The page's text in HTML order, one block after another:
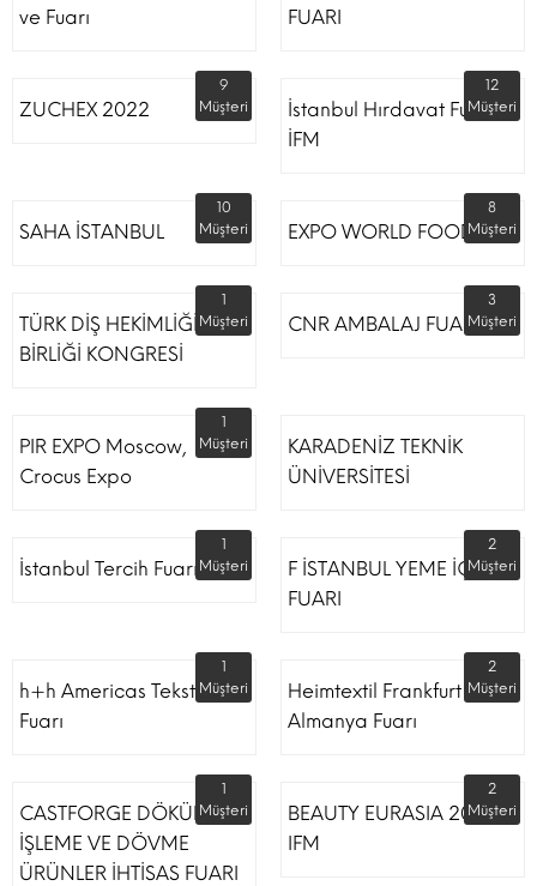
ve Fuarı
FUARI
ZUCHEX 2022
9
Müşteri
İstanbul Hırdavat Fuarı
İFM
12
Müşteri
SAHA İSTANBUL
10
Müşteri
EXPO WORLD FOOD
8
Müşteri
TÜRK DİŞ HEKİMLİĞİ
BİRLİĞİ KONGRESİ
1
Müşteri
CNR AMBALAJ FUARI
3
Müşteri
PIR EXPO Moscow,
Crocus Expo
1
Müşteri
KARADENİZ TEKNİK
ÜNİVERSİTESİ
İstanbul Tercih Fuarı
1
Müşteri
F İSTANBUL YEME İÇME
FUARI
2
Müşteri
h+h Americas Tekstil
Fuarı
1
Müşteri
Heimtextil Frankfurt
Almanya Fuarı
2
Müşteri
CASTFORGE DÖKÜM,
İŞLEME VE DÖVME
ÜRÜNLER İHTİSAS FUARI
1
Müşteri
BEAUTY EURASIA 2022
IFM
2
Müşteri